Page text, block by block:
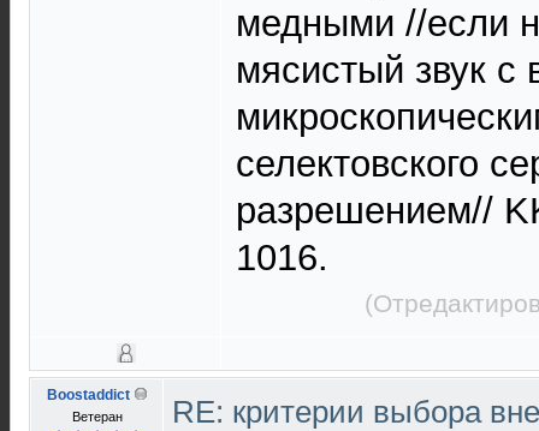
медными //если
мясистый звук с
селектовского
разрешением//
1016.
Boostaddict
Ветеран
RE: критерии выбора